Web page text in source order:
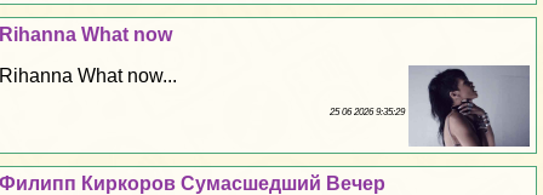
Rihanna What now
Rihanna What now...
25 06 2026 9:35:29
Филипп Киркоров Cyмacшедший Вечер